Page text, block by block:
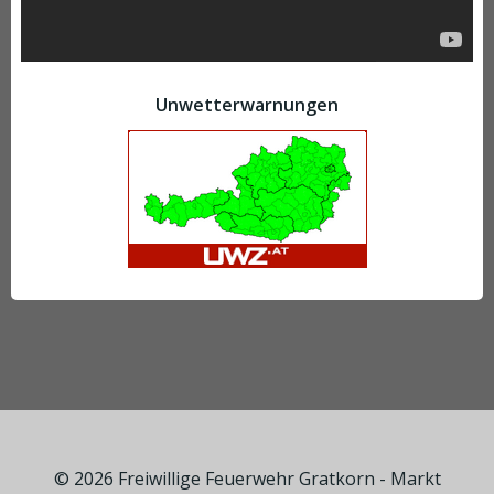
Unwetterwarnungen
© 2026 Freiwillige Feuerwehr Gratkorn - Markt